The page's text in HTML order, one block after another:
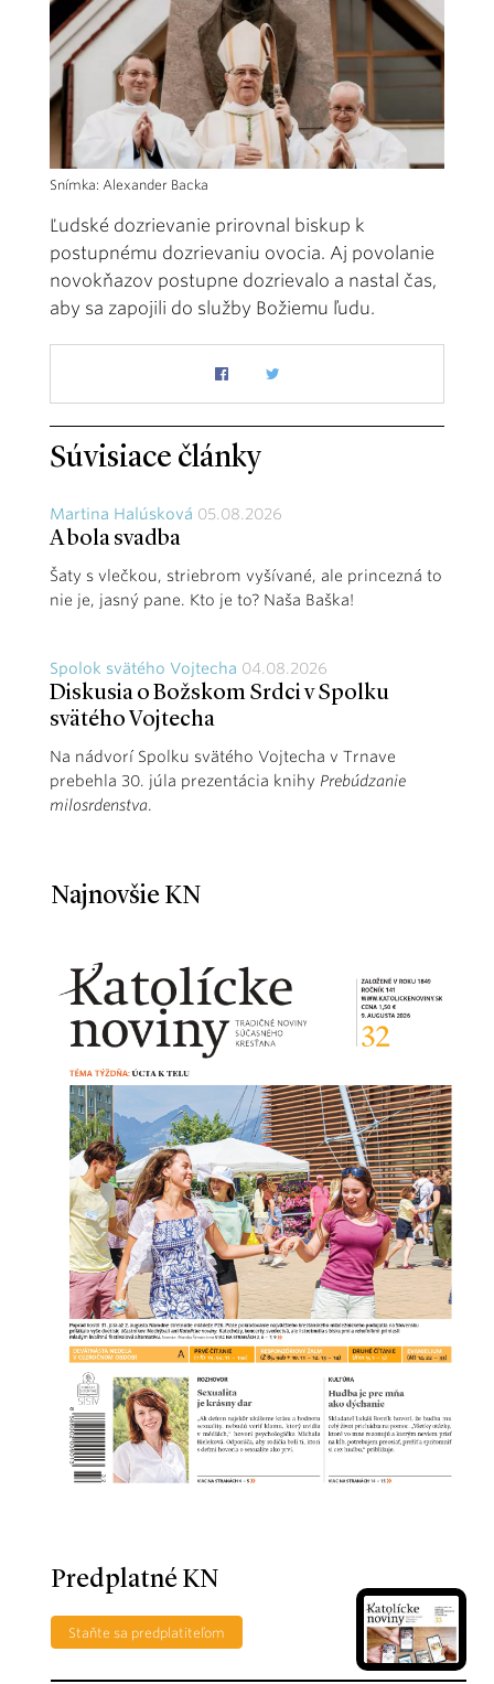
Snímka: Alexander Backa
Ľudské dozrievanie prirovnal biskup k
postupnému dozrievaniu ovocia. Aj povolanie
novokňazov postupne dozrievalo a nastal čas,
aby sa zapojili do služby Božiemu ľudu.
Súvisiace články
Martina Halúsková 05.08.2026
A bola svadba
Šaty s vlečkou, striebrom vyšívané, ale princezná to
nie je, jasný pane. Kto je to? Naša Baška!
Spolok svätého Vojtecha 04.08.2026
Diskusia o Božskom Srdci v Spolku
svätého Vojtecha
Na nádvorí Spolku svätého Vojtecha v Trnave
prebehla 30. júla prezentácia knihy Prebúdzanie
milosrdenstva.
Najnovšie KN
Predplatné KN
Staňte sa predplatiteľom